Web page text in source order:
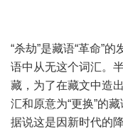
“杀劫”是藏语“革命”
语中从无这个词汇。
藏，为了在藏文中造
汇和原意为“更换”的
据说这是因新时代的